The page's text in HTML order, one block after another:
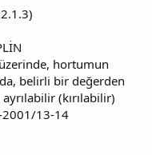
hortumun
belirli bir değerden
(kırılabilir)
2001/13-14